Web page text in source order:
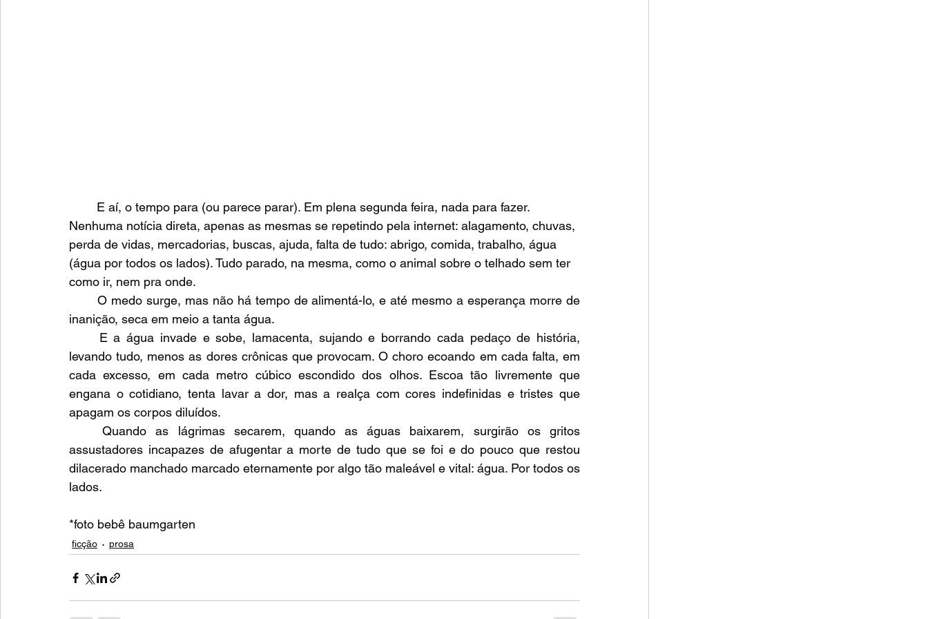
Nenhuma notícia direta, apenas as mesmas se repetindo pela internet: alagamento, chuvas,
perda de vidas, mercadorias, buscas, ajuda, falta de tudo: abrigo, comida, trabalho, água
(água por todos os lados). Tudo parado, na mesma, como o animal sobre o telhado sem ter
como ir, nem pra onde.
inanição, seca em meio a tanta água.
levando tudo, menos as dores crônicas que provocam. O choro ecoando em cada falta, em
cada excesso, em cada metro cúbico escondido dos olhos. Escoa tão livremente que
engana o cotidiano, tenta lavar a dor, mas a realça com cores indefinidas e tristes que
apagam os corpos diluídos.
	Quando as lágrimas secarem, quando as águas baixarem, surgirão os gritos
assustadores incapazes de afugentar a morte de tudo que se foi e do pouco que restou
dilacerado manchado marcado eternamente por algo tão maleável e vital: água. Por todos os
lados.
*foto bebê baumgarten
ficção prosa